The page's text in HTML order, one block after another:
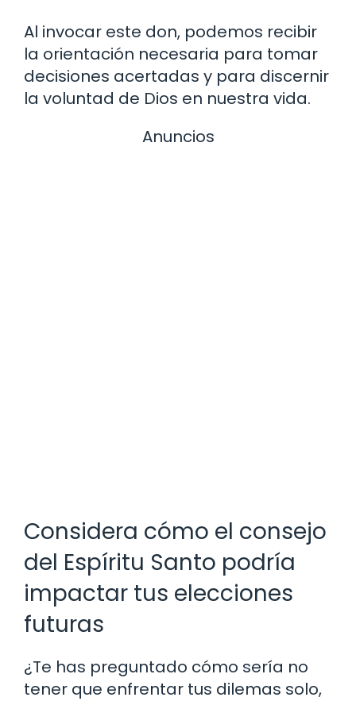
Al invocar este don, podemos recibir
la orientación necesaria para tomar
decisiones acertadas y para discernir
la voluntad de Dios en nuestra vida.
Anuncios
Considera cómo el consejo
del Espíritu Santo podría
impactar tus elecciones
futuras
¿Te has preguntado cómo sería no
tener que enfrentar tus dilemas solo,